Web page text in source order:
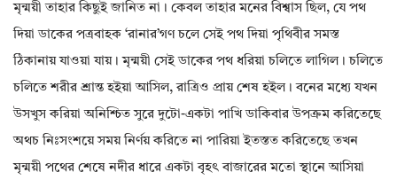
মৃন্ময়ী তাহার কিছুই জানিত না। কেবল তাহার মনের বিশ্বাস ছিল, যে পথ
দিয়া ডাকের পত্রবাহক ‘রানার’গণ চলে সেই পথ দিয়া পৃথিবীর সমস্ত
ঠিকানায় যাওয়া যায়। মৃন্ময়ী সেই ডাকের পথ ধরিয়া চলিতে লাগিল। চলিতে
চলিতে শরীর শ্রান্ত হইয়া আসিল, রাত্রিও প্রায় শেষ হইল। বনের মধ্যে যখন
উসখুস করিয়া অনিশ্চিত সুরে দুটো-একটা পাখি ডাকিবার উপক্রম করিতেছে
অথচ নিঃসংশয়ে সময় নির্ণয় করিতে না পারিয়া ইতস্তত করিতেছে তখন
মৃন্ময়ী পথের শেষে নদীর ধারে একটা বৃহৎ বাজারের মতো স্থানে আসিয়া